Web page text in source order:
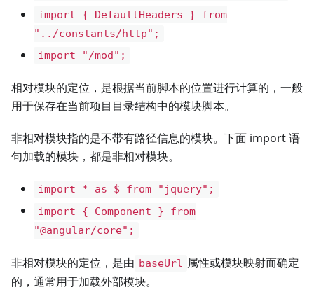
import { DefaultHeaders } from
"../constants/http";
import "/mod";
相对模块的定位，是根据当前脚本的位置进行计算的，一般
用于保存在当前项目目录结构中的模块脚本。
非相对模块指的是不带有路径信息的模块。下面 import 语
句加载的模块，都是非相对模块。
import * as $ from "jquery";
import { Component } from
"@angular/core";
非相对模块的定位，是由 baseUrl 属性或模块映射而确定
的，通常用于加载外部模块。